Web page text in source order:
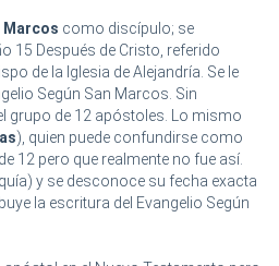
Marcos como discípulo; se
15 Después de Cristo, referido
de la Iglesia de Alejandría. Se le
Según San Marcos. Sin
grupo de 12 apóstoles. Lo mismo
), quien puede confundirse como
12 pero que realmente no fue así.
y se desconoce su fecha exacta
la escritura del Evangelio Según